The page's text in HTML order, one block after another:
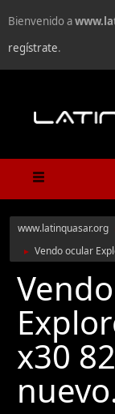
Bienvenido a
regístrate.
www.latinquasar.org
► Vendo ocular
x30